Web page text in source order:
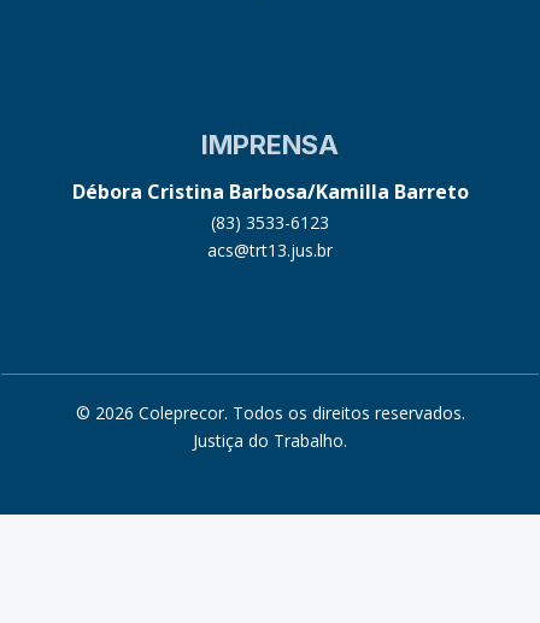
IMPRENSA
Débora Cristina Barbosa/Kamilla Barreto
(83) 3533-6123
acs@trt13.jus.br
© 2026 Coleprecor. Todos os direitos reservados.
Justiça do Trabalho.